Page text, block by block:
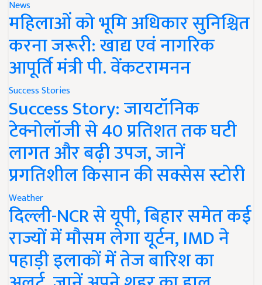
News
महिलाओं को भूमि अधिकार सुनिश्चित
करना जरूरी: खाद्य एवं नागरिक
आपूर्ति मंत्री पी. वेंकटरामनन
Success Stories
Success Story: जायटॉनिक
टेक्नोलॉजी से 40 प्रतिशत तक घटी
लागत और बढ़ी उपज, जानें
प्रगतिशील किसान की सक्सेस स्टोरी
Weather
दिल्ली-NCR से यूपी, बिहार समेत कई
राज्यों में मौसम लेगा यूर्टन, IMD ने
पहाड़ी इलाकों में तेज बारिश का